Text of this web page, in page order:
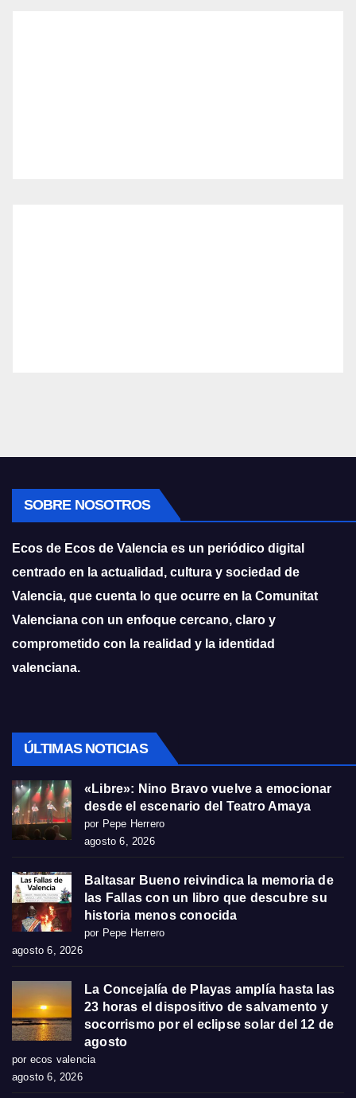
SOBRE NOSOTROS
Ecos de Ecos de Valencia es un periódico digital
centrado en la actualidad, cultura y sociedad de
Valencia, que cuenta lo que ocurre en la Comunitat
Valenciana con un enfoque cercano, claro y
comprometido con la realidad y la identidad
valenciana.
ÚLTIMAS NOTICIAS
«Libre»: Nino Bravo vuelve a emocionar
desde el escenario del Teatro Amaya
por Pepe Herrero
agosto 6, 2026
Baltasar Bueno reivindica la memoria de
las Fallas con un libro que descubre su
historia menos conocida
por Pepe Herrero
agosto 6, 2026
La Concejalía de Playas amplía hasta las
23 horas el dispositivo de salvamento y
socorrismo por el eclipse solar del 12 de
agosto
por ecos valencia
agosto 6, 2026